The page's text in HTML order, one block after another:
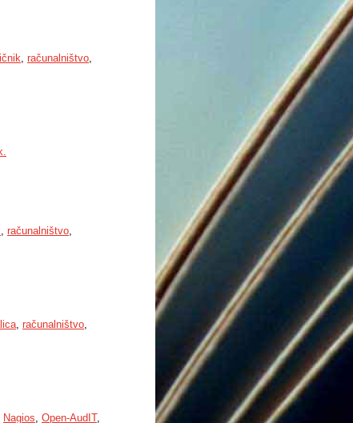
, računalništvo,
, računalništvo,
, računalništvo,
Nagios, Open-AudIT,